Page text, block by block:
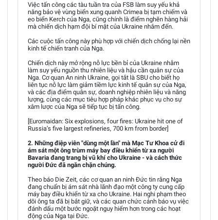
Việc tấn công các tàu tuần tra của FSB làm suy yếu khả
năng bảo vệ vùng biển xung quanh Crimea bị tạm chiếm và
eo biển Kerch của Nga, cũng chính là điểm nghẽn hàng hải
mà chiến dịch hạm đội bí mật của Ukraine nhắm đến.
Các cuộc tấn công này phù hợp với chiến dịch chống lại nền
kinh tế chiến tranh của Nga.
Chiến dịch này mở rộng nỗ lực bền bỉ của Ukraine nhằm
làm suy yếu nguồn thu nhiên liệu và hậu cần quân sự của
Nga. Cơ quan An ninh Ukraine, gọi tắt là SBU cho biết họ
liên tục nỗ lực làm giảm tiềm lực kinh tế quân sự của Nga,
và các địa điểm quân sự, doanh nghiệp nhiên liệu và năng
lượng, cùng các mục tiêu hợp pháp khác phục vụ cho sự
xâm lược của Nga sẽ tiếp tục bị tấn công.
[Euromaidan: Six explosions, four fires: Ukraine hit one of
Russia’s five largest refineries, 700 km from border]
2. Những điệp viên "dùng một lần" mà Mạc Tư Khoa cử đi
ám sát một ông trùm máy bay điều khiển từ xa người
Bavaria đang trang bị vũ khí cho Ukraine - và cách thức
người Đức đã ngăn chặn chúng.
Theo báo Die Zeit, các cơ quan an ninh Đức tin rằng Nga
đang chuẩn bị ám sát nhà lãnh đạo một công ty cung cấp
máy bay điều khiển từ xa cho Ukraine. Hai nghi phạm theo
dõi ông ta đã bị bắt giữ, và các quan chức cảnh báo vụ việc
đánh dấu một bước ngoặt nguy hiểm hơn trong các hoạt
động của Nga tại Đức.